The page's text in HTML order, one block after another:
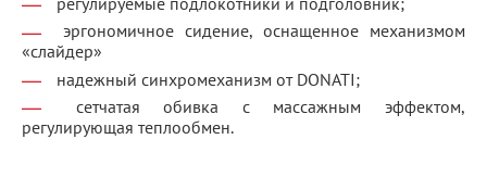
эргономичное сидение, оснащенное механизмом
«слайдер»
надежный синхромеханизм от DONATI;
сетчатая обивка с массажным эффектом,
регулирующая теплообмен.